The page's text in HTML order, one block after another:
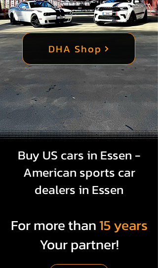
DHA Shop
Buy US cars in Essen -
American sports car
dealers in Essen
For more than15 years
Your partner!